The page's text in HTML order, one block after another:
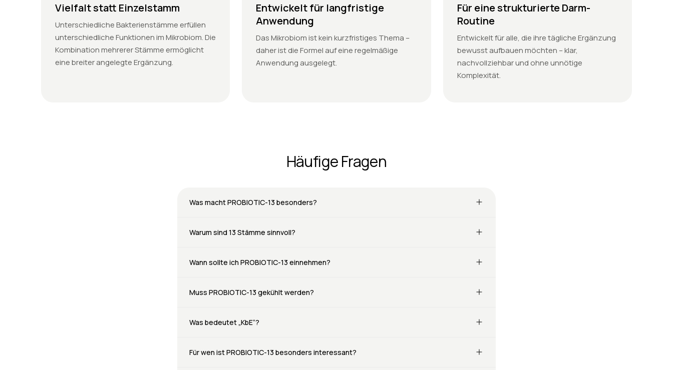
Vielfalt statt Einzelstamm
Unterschiedliche Bakterienstämme erfüllen
unterschiedliche Funktionen im Mikrobiom. Die
Kombination mehrerer Stämme ermöglicht
eine breiter angelegte Ergänzung.
Entwickelt für langfristige
Anwendung
Das Mikrobiom ist kein kurzfristiges Thema –
daher ist die Formel auf eine regelmäßige
Anwendung ausgelegt.
Für eine strukturierte Darm-
Routine
Entwickelt für alle, die ihre tägliche Ergänzung
bewusst aufbauen möchten – klar,
nachvollziehbar und ohne unnötige
Komplexität.
Häufige Fragen
Was macht PROBIOTIC-13 besonders?
Warum sind 13 Stämme sinnvoll?
Wann sollte ich PROBIOTIC-13 einnehmen?
Muss PROBIOTIC-13 gekühlt werden?
Was bedeutet „KbE“?
Für wen ist PROBIOTIC-13 besonders interessant?